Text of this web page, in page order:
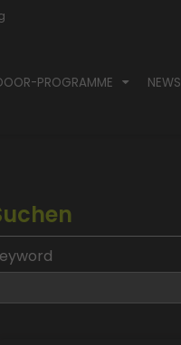
PROGRAMME NEWS